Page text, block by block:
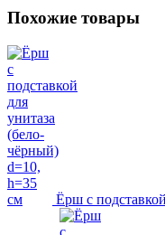
Похожие товары
Ёрш с